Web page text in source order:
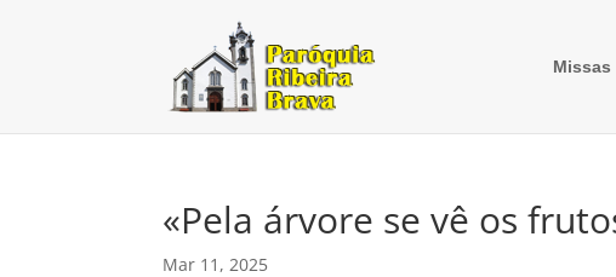
Missas
«Pela árvore se vê os
Mar 11, 2025